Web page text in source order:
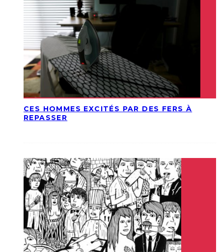
CES HOMMES EXCITÉS PAR DES FERS À
REPASSER